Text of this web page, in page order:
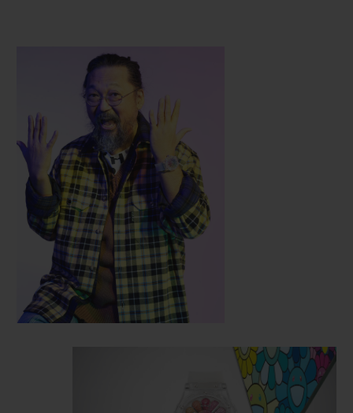
Die Techniker in den Werkstätten von
Hublot haben mit diesem neuen Kunstwerk
einen einzigartigen Rahmen geschaffen:
einen transparenten Hintergrund, durch
den sowohl das Werk des Künstlers als
auch die ausgeklügelten Mechanismen
bewundert werden können, die die
Uhrmacher in Nyon entwickelt haben. Das
Gehäuse mit einem Durchmesser von 45
mm, das die charakteristischen Classic
Fusion-Merkmale aufgreift, ist aus
Saphirglas gefertigt – eine technische
Pionierleistung von Hublot.